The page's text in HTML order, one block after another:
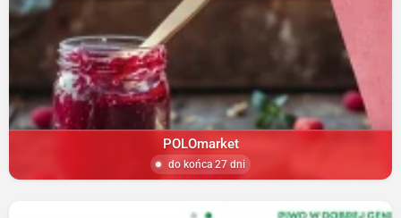
POLOmarket
do końca 27 dni